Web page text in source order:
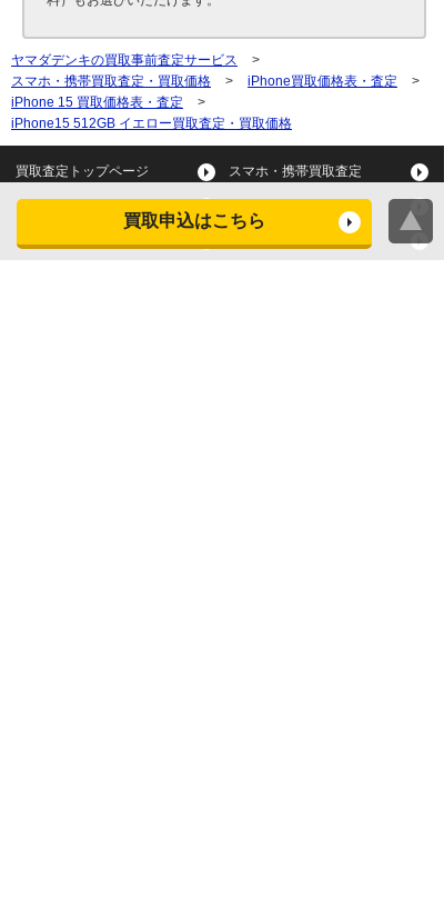
買取申込はこちら
ヤマダデンキの買取事前査定サービス
>
スマホ・携帯買取査定・買取価格
> iPhone買取価格表・査定
>
iPhone 15 買取価格表・査定
>
iPhone15 512GB イエロー買取査定・買取価格
買取査定トップページ スマホ・携帯買取査定
タブレット買取査定
スマートウォッチ買取査定